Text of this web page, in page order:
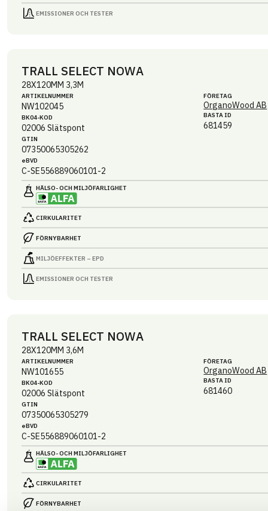
EMISSIONER OCH TESTER
TRALL SELECT NOWA
28X120MM 3,3M
ARTIKEL­NUMMER
NW102045
BK04-KOD
02006 Slätspont
GTIN
07350065305262
eBVD
C-SE556889060101-2
FÖRETAG
OrganoWood AB
BASTA ID
681459
HÄLSO- OCH MILJÖ­FARLIGHET
CIRKULARITET
FÖRNYBARHET
MILJÖEFFEKTER – EPD
EMISSIONER OCH TESTER
TRALL SELECT NOWA
28X120MM 3,6M
ARTIKEL­NUMMER
NW101655
BK04-KOD
02006 Slätspont
GTIN
07350065305279
eBVD
C-SE556889060101-2
FÖRETAG
OrganoWood AB
BASTA ID
681460
HÄLSO- OCH MILJÖ­FARLIGHET
CIRKULARITET
FÖRNYBARHET